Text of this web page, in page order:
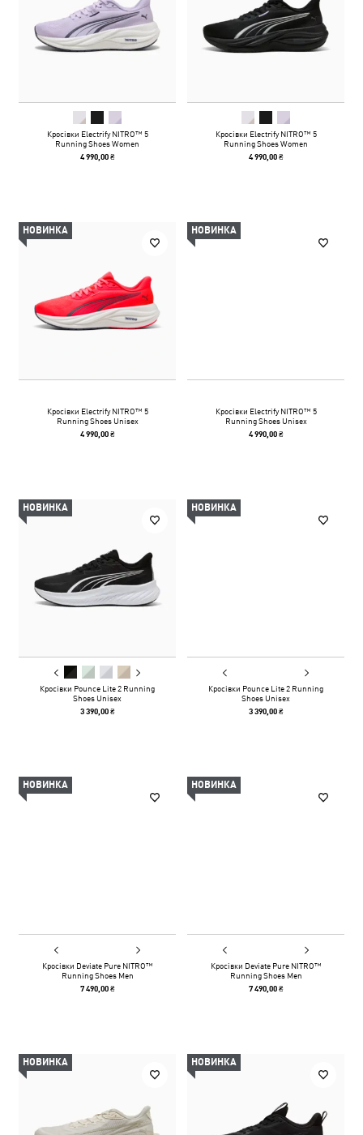
Кросівки Electrify NITRO™ 5
Running Shoes Women
4 990,00 ₴
Кросівки Electrify NITRO™ 5
Running Shoes Women
4 990,00 ₴
НОВИНКА
Кросівки Electrify NITRO™ 5
Running Shoes Unisex
4 990,00 ₴
НОВИНКА
Кросівки Electrify NITRO™ 5
Running Shoes Unisex
4 990,00 ₴
НОВИНКА
Кросівки Pounce Lite 2 Running
Shoes Unisex
3 390,00 ₴
НОВИНКА
Кросівки Pounce Lite 2 Running
Shoes Unisex
3 390,00 ₴
НОВИНКА
Кросівки Deviate Pure NITRO™
Running Shoes Men
7 490,00 ₴
НОВИНКА
Кросівки Deviate Pure NITRO™
Running Shoes Men
7 490,00 ₴
НОВИНКА НОВИНКА